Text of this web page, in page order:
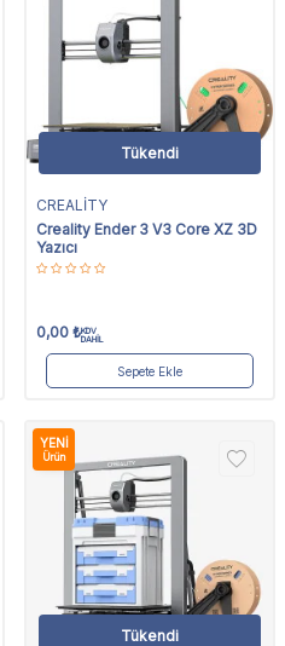
Tükendi
CREALİTY
Creality Ender 3 V3 Core XZ 3D
Yazıcı
0,00 ₺KDV
DAHİL
Sepete Ekle
YENI
Ürün
Tükendi